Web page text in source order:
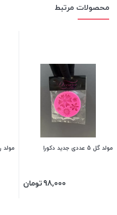
محصولات مرتبط
مولد گل 5 عددی جدید دکورا
98,000تومان
مولد رز